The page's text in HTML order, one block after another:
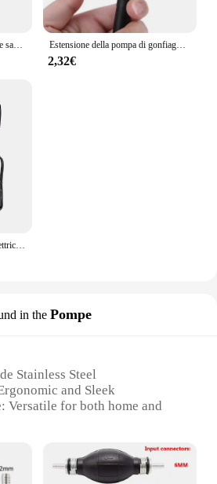
1 pz spremere a mano pressione sanguigna lampadina in lattice gonfiaggio manuale con rotazione rilascio d'aria sostituzione lampadina di gonfiaggio pompa nera Estensione della pompa di gonfiaggio dell'auto tubo di gonfiaggio estensione del pneumatico gonfiatore rapido adattatore a spirale della pompa di gonfiaggio del tubo
2,32€
Pompa d'aria per pneumatici elettrica con display digitale intelligente portatile per auto con ricarica wireless Pompa d'aria per veicoli portatile
in the Pompe
Stainless Steel
and Sleek
Versatile for both home and
Comes with a complete set of